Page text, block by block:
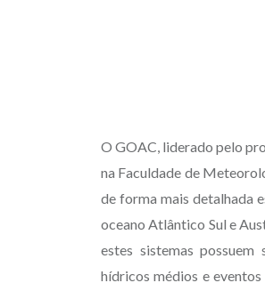
O GOAC, liderado pelo
na Faculdade de
de forma mais detalhada
oceano Atlântico Sul e
estes sistemas
hídricos médios e